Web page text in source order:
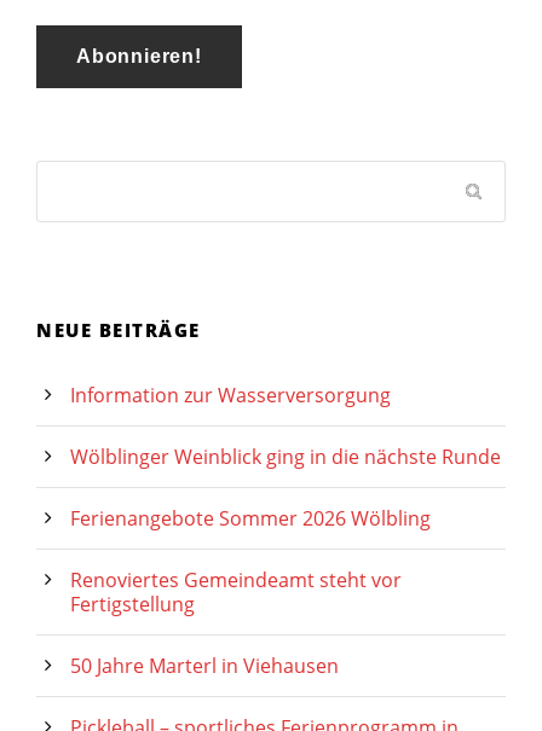
NEUE BEITRÄGE
Information zur Wasserversorgung
Wölblinger Weinblick ging in die nächste Runde
Ferienangebote Sommer 2026 Wölbling
Renoviertes Gemeindeamt steht vor
Fertigstellung
50 Jahre Marterl in Viehausen